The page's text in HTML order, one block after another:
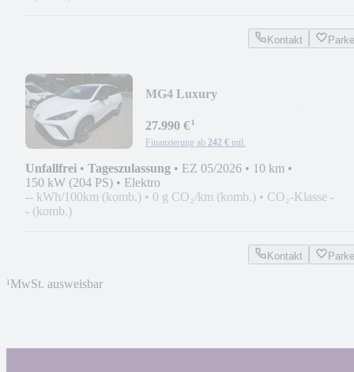
Kontakt
MG4 Luxury
27.990 €¹
Finanzierung ab 242 € mtl.
Unfallfrei • Tageszulassung • EZ 05/2026 • 10 km •
150 kW (204 PS) • Elektro
-- kWh/100km (komb.) • 0 g CO₂/km (komb.) • CO₂-Klasse -
- (komb.)
Kontakt
¹MwSt. ausweisbar